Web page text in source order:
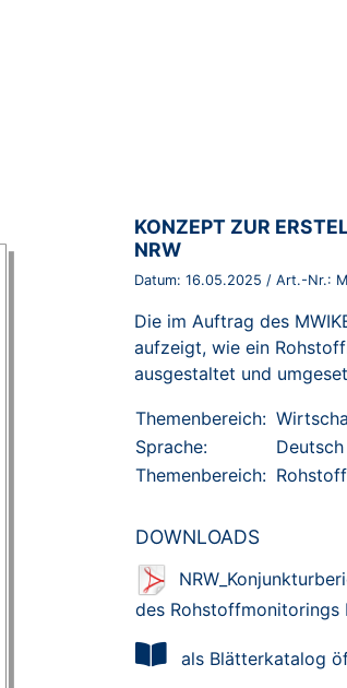
BROSCHÜRE:
KONZEPT ZUR
NRW
Datum: 16.05.2025 / Art.-Nr.:
Die im Auftrag des
aufzeigt, wie ein
ausgestaltet und
Themenbereich:
Sprache:
Deutsch
Themenbereich: Rohstoff
DOWNLOADS
des Rohstoffmonitorings
als Blätterkatalog